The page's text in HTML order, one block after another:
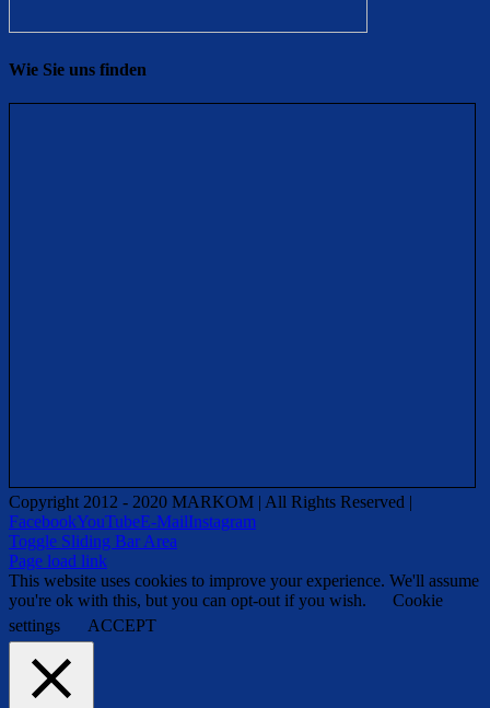
Wie Sie uns finden
Copyright 2012 - 2020 MARKOM | All Rights Reserved |
FacebookYouTubeE-MailInstagram
Toggle Sliding Bar Area
Page load link
This website uses cookies to improve your experience. We'll assume
you're ok with this, but you can opt-out if you wish.
Cookie
settings
ACCEPT